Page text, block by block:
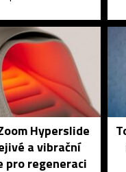
Hyperslide
a vibrační
pro regeneraci